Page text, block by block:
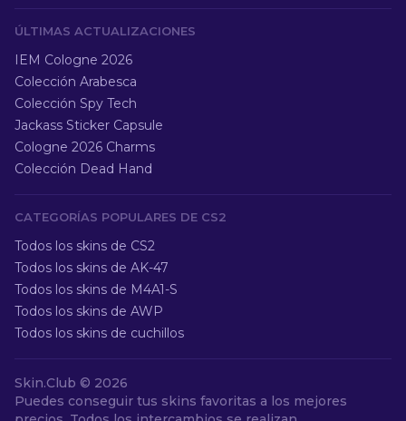
ÚLTIMAS ACTUALIZACIONES
IEM Cologne 2026
Colección Arabesca
Colección Spy Tech
Jackass Sticker Capsule
Cologne 2026 Charms
Colección Dead Hand
CATEGORÍAS POPULARES DE CS2
Todos los skins de CS2
Todos los skins de AK-47
Todos los skins de M4A1-S
Todos los skins de AWP
Todos los skins de cuchillos
Skin.Club © 2026
Puedes conseguir tus skins favoritas a los mejores